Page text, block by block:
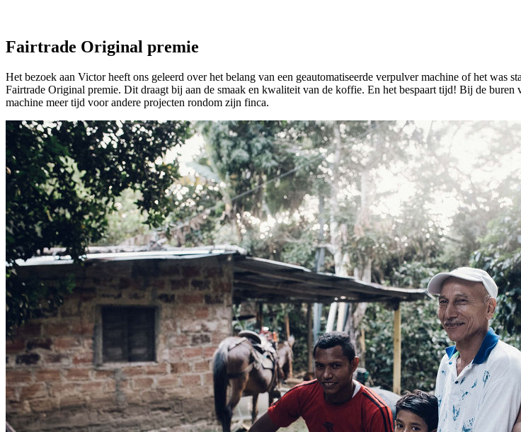
Fairtrade Original premie
Het bezoek aan Victor heeft ons geleerd over het belang van een geautomatiseerde verpulver machine of het
Fairtrade Original premie. Dit draagt bij aan de smaak en kwaliteit van de koffie. En het bespaart tijd! Bij de
machine meer tijd voor andere projecten rondom zijn finca.